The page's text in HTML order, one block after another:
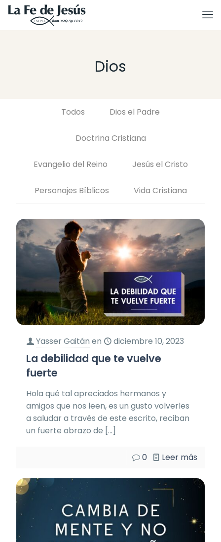
Dios
Todos Dios el Padre
Doctrina Cristiana
Evangelio del Reino Jesús el Cristo
Personajes Bíblicos Vida Cristiana
Yasser Gaitán en diciembre 10, 2023
La debilidad que te vuelve
fuerte
Hola qué tal apreciados hermanos y
amigos que nos leen, es un gusto volverles
a saludar a través de este escrito, reciban
un fuerte abrazo de […]
0 Leer más